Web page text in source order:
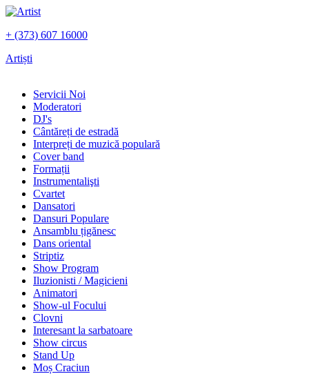
+ (373) 607 16000
Artiști
Servicii Noi
Moderatori
DJ's
Сântăreți de estradă
Interpreți de muzică populară
Сover band
Formații
Instrumentalişti
Cvartet
Dansatori
Dansuri Populare
Ansamblu țigănesc
Dans oriental
Striptiz
Show Program
Iluzionisti / Magicieni
Animatori
Show-ul Focului
Clovni
Interesant la sarbatoare
Show circus
Stand Up
Moș Craciun